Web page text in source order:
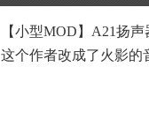
【小型MOD】A21扬
这个作者改成了火影的